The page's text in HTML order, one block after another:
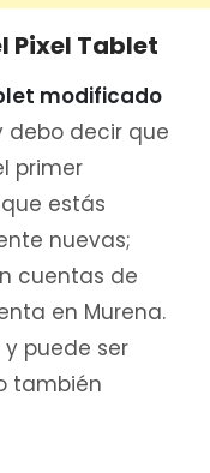
Pixel Tablet
modificado
debo decir que
primer
estás
nuevas;
cuentas de
en Murena.
puede ser
también